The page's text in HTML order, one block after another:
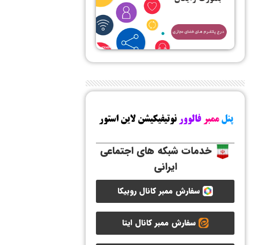
خدمات شبکه های اجتماعی
ایرانی
سفارش ممبر کانال روبیکا
سفارش ممبر کانال ایتا